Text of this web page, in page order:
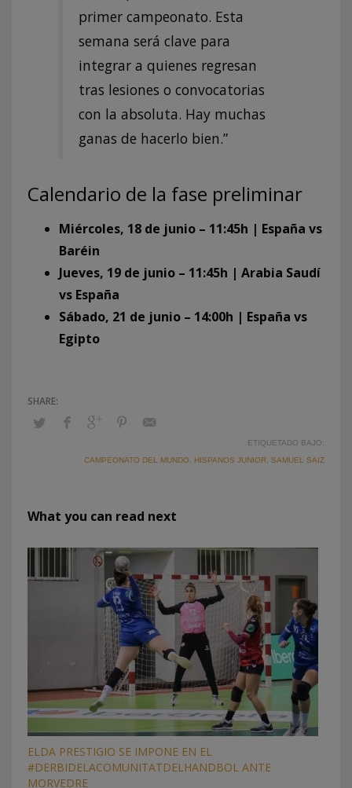
primer campeonato. Esta
semana será clave para
integrar a quienes regresan
tras lesiones o convocatorias
con la absoluta. Hay muchas
ganas de hacerlo bien.”
Calendario de la fase preliminar
Miércoles, 18 de junio – 11:45h | España vs
Baréin
Jueves, 19 de junio – 11:45h | Arabia Saudí
vs España
Sábado, 21 de junio – 14:00h | España vs
Egipto
ETIQUETADO BAJO:
CAMPEONATO DEL MUNDO
HISPANOS JUNIOR SAMUEL SAIZ
What you can read next
ELDA PRESTIGIO SE IMPONE EN EL
#DERBIDELACOMUNITATDELHANDBOL ANTE
MORVEDRE